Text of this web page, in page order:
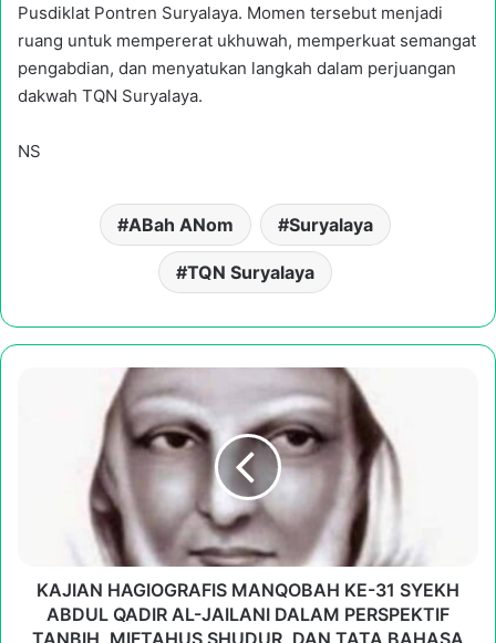
Pusdiklat Pontren Suryalaya. Momen tersebut menjadi
ruang untuk mempererat ukhuwah, memperkuat semangat
pengabdian, dan menyatukan langkah dalam perjuangan
dakwah TQN Suryalaya.
NS
ABah ANom Suryalaya
TQN Suryalaya
HAGIOGRAFIS
JAILANI
DALAM
PERSPEKTIF
KAJIAN HAGIOGRAFIS MANQOBAH KE-31 SYEKH
ABDUL QADIR AL-JAILANI DALAM PERSPEKTIF